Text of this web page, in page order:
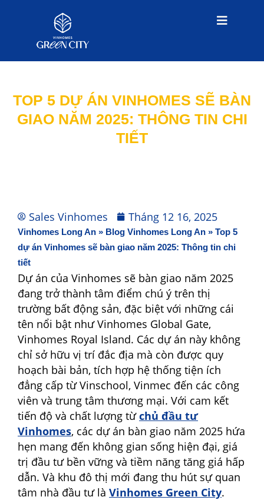
TOP 5 DỰ ÁN VINHOMES SẼ BÀN
GIAO NĂM 2025: THÔNG TIN CHI
TIẾT
Sales Vinhomes Tháng 12 16, 2025
Vinhomes Long An » Blog Vinhomes Long An » Top 5
dự án Vinhomes sẽ bàn giao năm 2025: Thông tin chi
tiết
Dự án của Vinhomes sẽ bàn giao năm 2025
đang trở thành tâm điểm chú ý trên thị
trường bất động sản, đặc biệt với những cái
tên nổi bật như Vinhomes Global Gate,
Vinhomes Royal Island. Các dự án này không
chỉ sở hữu vị trí đắc địa mà còn được quy
hoạch bài bản, tích hợp hệ thống tiện ích
đẳng cấp từ Vinschool, Vinmec đến các công
viên và trung tâm thương mại. Với cam kết
tiến độ và chất lượng từchủ đầu tư
Vinhomes, các dự án bàn giao năm 2025 hứa
hẹn mang đến không gian sống hiện đại, giá
trị đầu tư bền vững và tiềm năng tăng giá hấp
dẫn. Và khu đô thị mới đang thu hút sự quan
tâm nhà đầu tư là Vinhomes Green City.